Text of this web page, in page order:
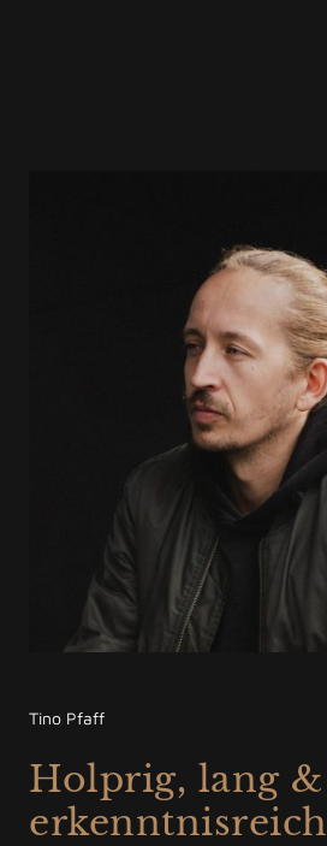
Tino Pfaff
Holprig, lang &
erkenntnisreich